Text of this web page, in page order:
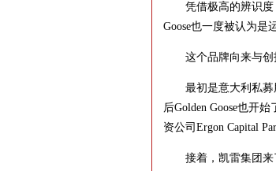
凭借极高的辨识度，
Goose也一度被认为是
这个品牌向来与创投
最初是意大利私募股
后Golden Goose也开
资公司Ergon Capital
接着，凯雷集团来了